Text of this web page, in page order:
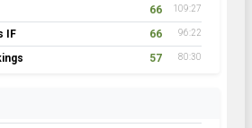
66 109:27
IF 66 96:22
57 80:30